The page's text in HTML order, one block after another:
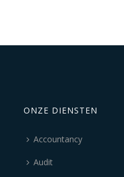
ONZE DIENSTEN
Accountancy
Audit